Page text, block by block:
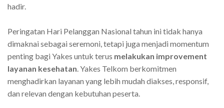
hadir.
Peringatan Hari Pelanggan Nasional tahun ini tidak hanya
dimaknai sebagai seremoni, tetapi juga menjadi momentum
penting bagi Yakes untuk terus melakukan improvement
layanan kesehatan. Yakes Telkom berkomitmen
menghadirkan layanan yang lebih mudah diakses, responsif,
dan relevan dengan kebutuhan peserta.